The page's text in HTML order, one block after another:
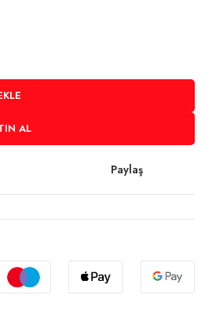
AL
Paylaş